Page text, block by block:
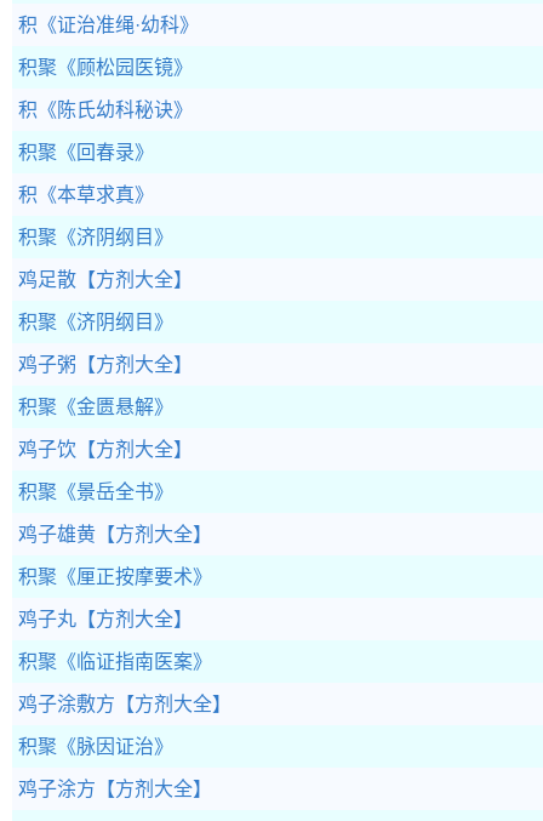
积 《证治准绳·幼科》
积聚 《顾松园医镜》
积 《陈氏幼科秘诀》
积聚 《回春录》
积 《本草求真》
积聚 《济阴纲目》
鸡足散 【方剂大全】
积聚 《济阴纲目》
鸡子粥 【方剂大全】
积聚 《金匮悬解》
鸡子饮 【方剂大全】
积聚 《景岳全书》
鸡子雄黄 【方剂大全】
积聚 《厘正按摩要术》
鸡子丸 【方剂大全】
积聚 《临证指南医案》
鸡子涂敷方 【方剂大全】
积聚 《脉因证治》
鸡子涂方 【方剂大全】